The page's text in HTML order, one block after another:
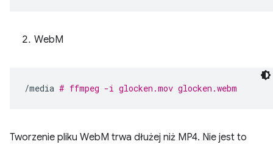
WebM
/media # ffmpeg -i glocken.mov glocken.webm
Tworzenie pliku WebM trwa dłużej niż MP4. Nie jest to